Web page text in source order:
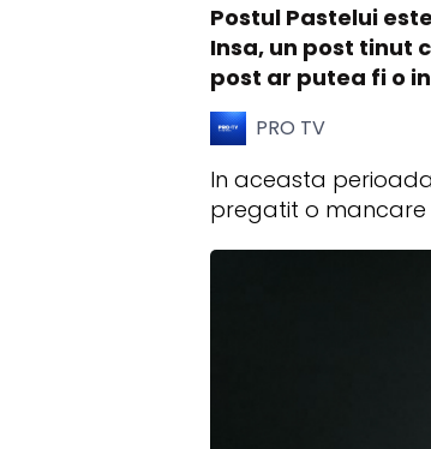
Postul Pastelui
Insa, un post tinut
post ar putea fi o
PRO TV
In aceasta
pregatit o